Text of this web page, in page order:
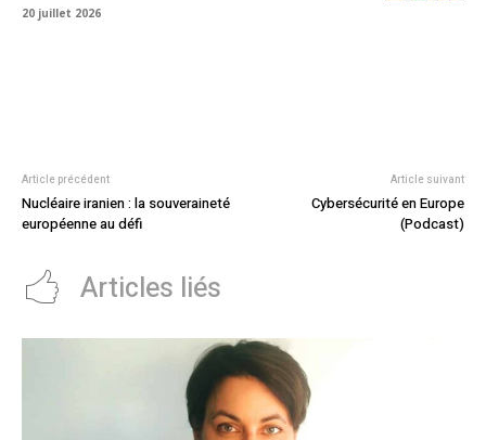
20 juillet 2026
Article précédent
Nucléaire iranien : la souveraineté
européenne au défi
Article suivant
Cybersécurité en Europe
(Podcast)
Articles liés